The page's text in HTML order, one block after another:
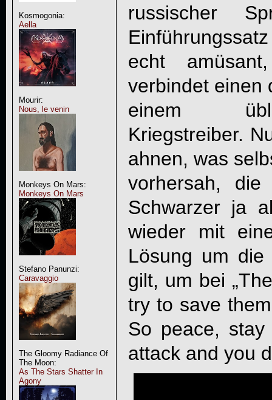
Kosmogonia:
Aella
Mourir:
Nous, le venin
Monkeys On Mars:
Monkeys On Mars
Stefano Panunzi:
Caravaggio
The Gloomy Radiance Of
The Moon:
As The Stars Shatter In
Agony
russischer
echt
verbindet einen
einem
Kriegstreiber.
ahnen, was
vorhersah,
Schwarzer ja
wieder mit
Lösung um
gilt, um bei
try to save
So peace,
attack and you